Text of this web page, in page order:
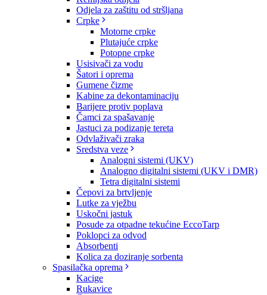
Odjela za zaštitu od stršljana
Crpke
Motorne crpke
Plutajuće crpke
Potopne crpke
Usisivači za vodu
Šatori i oprema
Gumene čizme
Kabine za dekontaminaciju
Barijere protiv poplava
Čamci za spašavanje
Jastuci za podizanje tereta
Odvlaživači zraka
Sredstva veze
Analogni sistemi (UKV)
Analogno digitalni sistemi (UKV i DMR)
Tetra digitalni sistemi
Čepovi za brtvljenje
Lutke za vježbu
Uskočni jastuk
Posude za otpadne tekućine EccoTarp
Poklopci za odvod
Absorbenti
Kolica za doziranje sorbenta
Spasilačka oprema
Kacige
Rukavice